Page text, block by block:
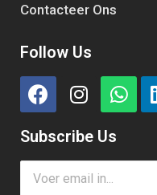
Contacteer Ons
Follow Us
Subscribe Us